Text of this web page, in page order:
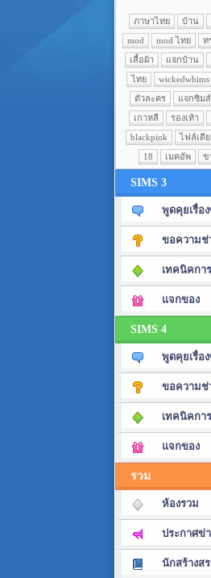
ภาษาไทย บ้าน
mod
mod ไทย ท
เสื้อผ้า
แจกบ้าน
ไทย
wickedwhims
ตัวละคร
แจกซิมส์
เกาหลี
รองเท้า
blackpink
ไฟล์เดี
18
เมคอัพ ข
SIMS 3
พูดคุยเรื่อ
ขอความช่
เทคนิคกา
แจกของ
SIMS 4
พูดคุยเรื่อ
ขอความช่
เทคนิคกา
แจกของ
รวม
ห้องรวม
ประกาศข่
นักสร้างส